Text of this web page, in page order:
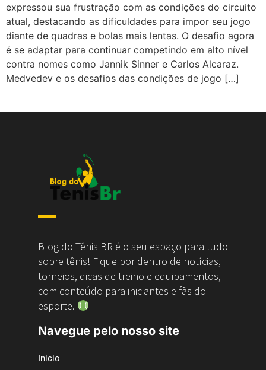
expressou sua frustração com as condições do circuito
atual, destacando as dificuldades para impor seu jogo
diante de quadras e bolas mais lentas. O desafio agora
é se adaptar para continuar competindo em alto nível
contra nomes como Jannik Sinner e Carlos Alcaraz.
Medvedev e os desafios das condições de jogo […]
Blog do Tênis BR é o seu espaço para tudo
sobre tênis! Fique por dentro de notícias,
torneios, dicas de treino e equipamentos,
com conteúdo para iniciantes e fãs do
esporte.
Navegue pelo nosso site
Inicio